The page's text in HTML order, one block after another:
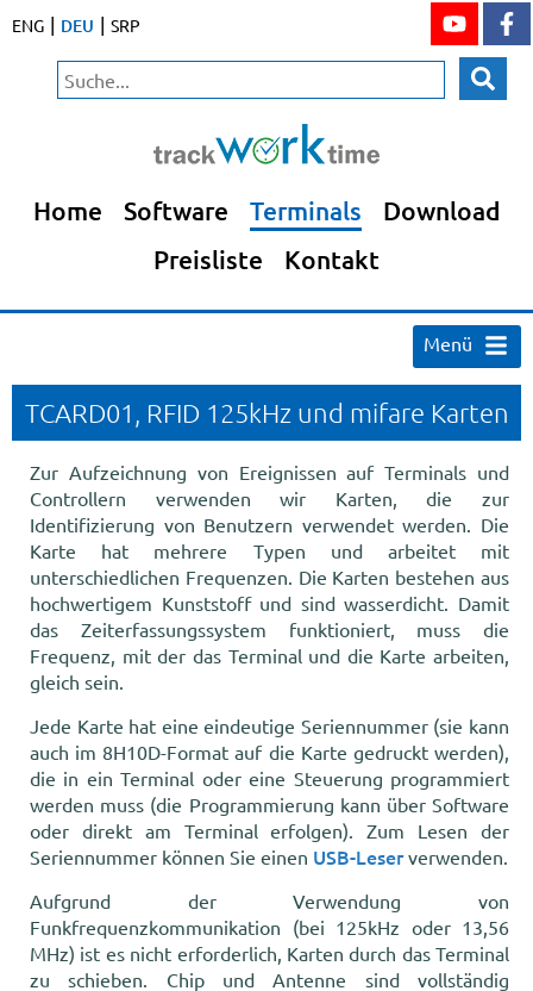
ENG | DEU | SRP
Home Software Terminals
Download
Preisliste
Kontakt
Menü
TCARD01, RFID 125kHz und mifare Karten
Zur Aufzeichnung von Ereignissen auf Terminals und
Controllern verwenden wir Karten, die zur
Identifizierung von Benutzern verwendet werden. Die
Karte hat mehrere Typen und arbeitet mit
unterschiedlichen Frequenzen. Die Karten bestehen aus
hochwertigem Kunststoff und sind wasserdicht. Damit
das Zeiterfassungssystem funktioniert, muss die
Frequenz, mit der das Terminal und die Karte arbeiten,
gleich sein.
Jede Karte hat eine eindeutige Seriennummer (sie kann
auch im 8H10D-Format auf die Karte gedruckt werden),
die in ein Terminal oder eine Steuerung programmiert
werden muss (die Programmierung kann über Software
oder direkt am Terminal erfolgen). Zum Lesen der
Seriennummer können Sie einen USB-Leserverwenden.
Aufgrund der Verwendung von
Funkfrequenzkommunikation (bei 125kHz oder 13,56
MHz) ist es nicht erforderlich, Karten durch das Terminal
zu schieben. Chip und Antenne sind vollständig